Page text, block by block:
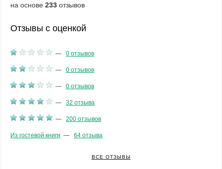
на основе 233 отзывов
Отзывы с оценкой
— 0 отзывов
— 0 отзывов
— 0 отзывов
— 32 отзыва
— 200 отзывов
Из гостевой книги — 64 отзыва
ВСЕ ОТЗЫВЫ